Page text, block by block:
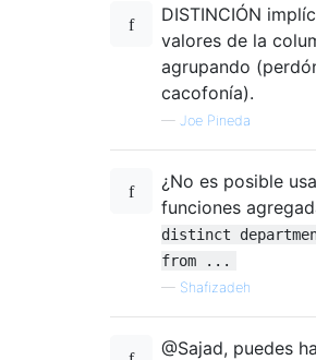
DISTINCIÓN
valores de la
agrupando
cacofonía).
— Joe Pineda
¿No es posible
funciones
distinct
from ...
— Shafizadeh
@Sajad, puedes